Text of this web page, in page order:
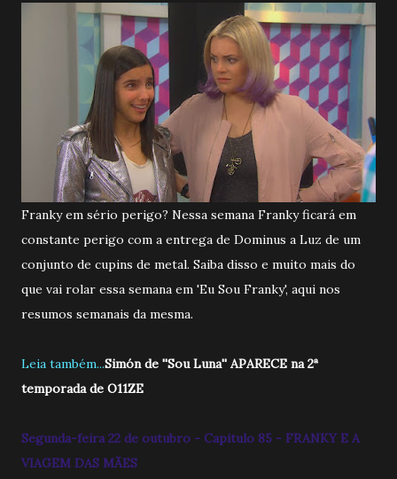
Franky em sério perigo? Nessa semana Franky ficará em
constante perigo com a entrega de Dominus a Luz de um
conjunto de cupins de metal. Saiba disso e muito mais do
que vai rolar essa semana em 'Eu Sou Franky', aqui nos
resumos semanais da mesma.
Leia também...Simón de ''Sou Luna'' APARECE na 2ª
temporada de O11ZE
Segunda-feira 22 de outubro - Capitulo 85 - FRANKY E A
VIAGEM DAS MÃES